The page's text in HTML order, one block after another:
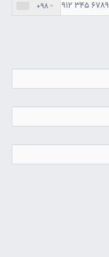
+98